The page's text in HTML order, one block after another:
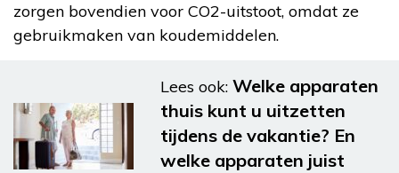
zorgen bovendien voor CO2-uitstoot, omdat ze
gebruikmaken van koudemiddelen.
Lees ook: Welke apparaten
thuis kunt u uitzetten
tijdens de vakantie? En
welke apparaten juist